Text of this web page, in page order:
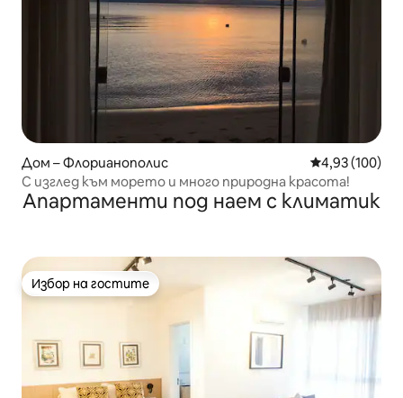
Дом – Флорианополис Средна
4,93 (100)
С изглед към морето и много природна красота!
Апартаменти под наем с климатик
Избор на гостите
Избор на гостите